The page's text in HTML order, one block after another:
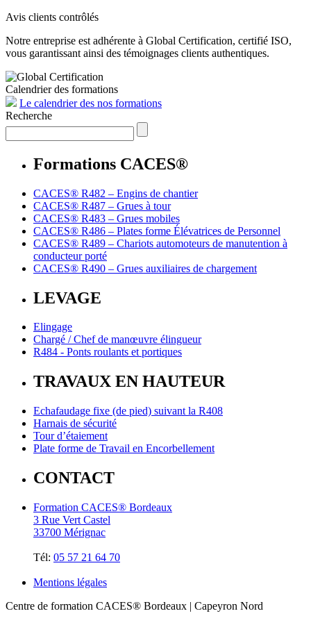
Avis clients contrôlés
Notre entreprise est adhérente à Global Certification, certifié ISO,
vous garantissant ainsi des témoignages clients authentiques.
Calendrier des formations
Le calendrier des nos formations
Recherche
Formations CACES®
CACES® R482 – Engins de chantier
CACES® R487 – Grues à tour
CACES® R483 – Grues mobiles
CACES® R486 – Plates forme Élévatrices de Personnel
CACES® R489 – Chariots automoteurs de manutention à
conducteur porté
CACES® R490 – Grues auxiliaires de chargement
LEVAGE
Elingage
Chargé / Chef de manœuvre élingueur
R484 - Ponts roulants et portiques
TRAVAUX EN HAUTEUR
Echafaudage fixe (de pied) suivant la R408
Harnais de sécurité
Tour d’étaiement
Plate forme de Travail en Encorbellement
CONTACT
Formation CACES® Bordeaux
3 Rue Vert Castel
33700 Mérignac
Tél: 05 57 21 64 70
Mentions légales
Centre de formation CACES® Bordeaux | Capeyron Nord